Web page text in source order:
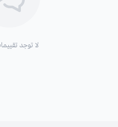
سهل الحمل والاستخدام، مثالي
لا توجد